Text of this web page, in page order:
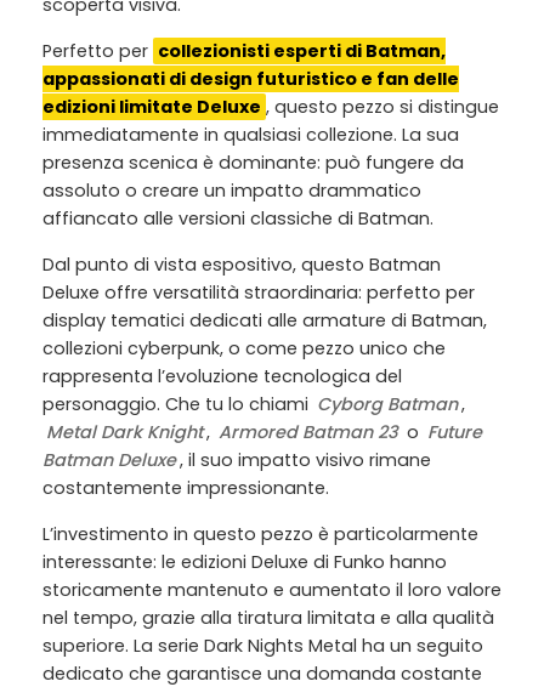
Perfetto per collezionisti esperti di Batman,
appassionati di design futuristico e fan delle
edizioni limitate Deluxe , questo pezzo si distingue
immediatamente in qualsiasi collezione. La sua
presenza scenica è dominante: può fungere da
assoluto o creare un impatto drammatico
affiancato alle versioni classiche di Batman.
Dal punto di vista espositivo, questo Batman
Deluxe offre versatilità straordinaria: perfetto per
display tematici dedicati alle armature di Batman,
collezioni cyberpunk, o come pezzo unico che
rappresenta l’evoluzione tecnologica del
personaggio. Che tu lo chiami Cyborg Batman,
Metal Dark Knight, Armored Batman 23 o Future
Batman Deluxe, il suo impatto visivo rimane
costantemente impressionante.
L’investimento in questo pezzo è particolarmente
interessante: le edizioni Deluxe di Funko hanno
storicamente mantenuto e aumentato il loro valore
nel tempo, grazie alla tiratura limitata e alla qualità
superiore. La serie Dark Nights Metal ha un seguito
dedicato che garantisce una domanda costante